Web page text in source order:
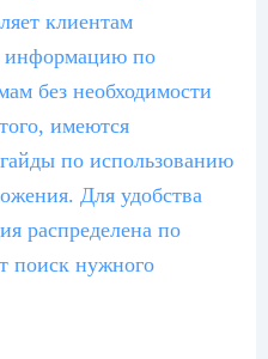
клиентам
информацию по
без необходимости
имеются
по использованию
Для удобства
распределена по
поиск нужного